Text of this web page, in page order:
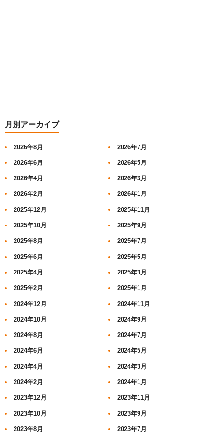
月別アーカイブ
2026年8月 2026年7月
2026年6月 2026年5月
2026年4月 2026年3月
2026年2月 2026年1月
2025年12月 2025年11月
2025年10月 2025年9月
2025年8月 2025年7月
2025年6月 2025年5月
2025年4月 2025年3月
2025年2月 2025年1月
2024年12月 2024年11月
2024年10月 2024年9月
2024年8月 2024年7月
2024年6月 2024年5月
2024年4月 2024年3月
2024年2月 2024年1月
2023年12月 2023年11月
2023年10月 2023年9月
2023年8月 2023年7月